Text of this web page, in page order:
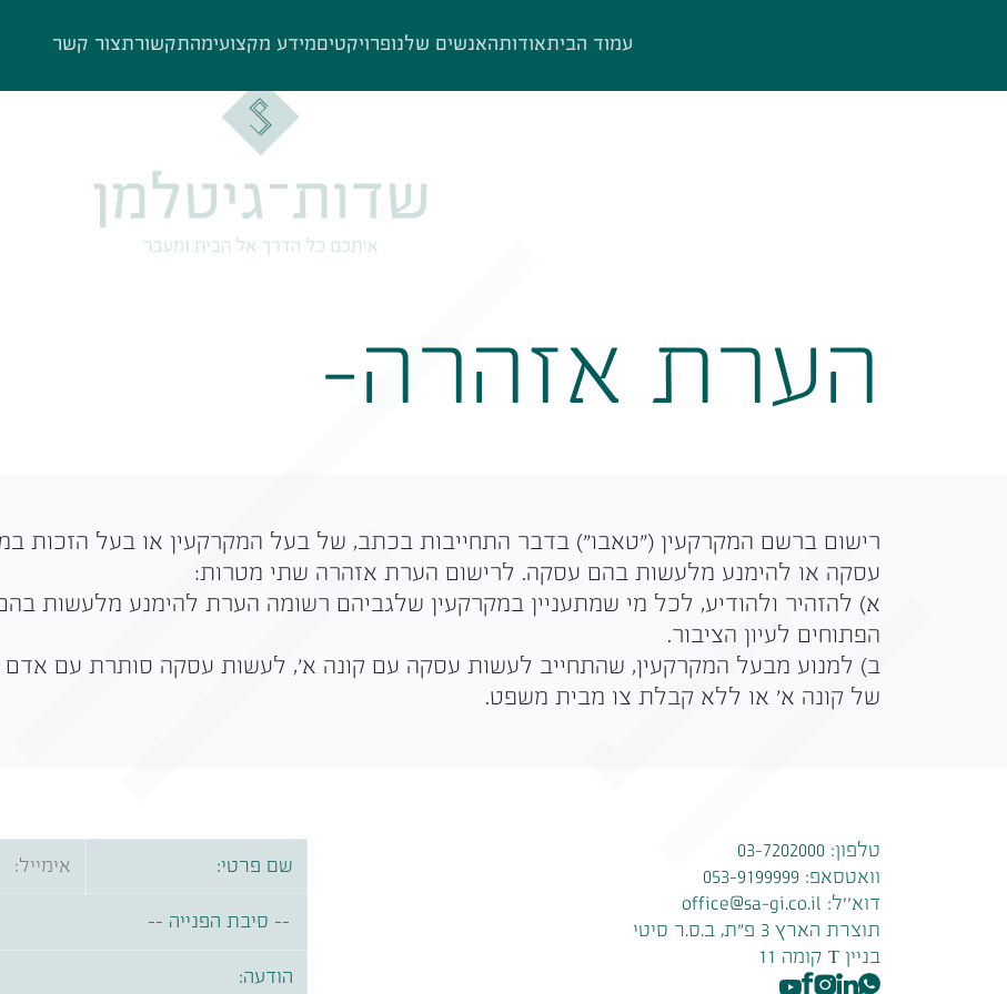
עמוד הביתאודותהאנשים שלנופרויקטיםמידע מקצועימהתקשורתצור קשר
הערת אזהרה-
רישום ברשם המקרקעין ("טאבו") בדבר התחייבות בכתב, של בעל המקרקעין או בעל הזכות
עסקה או להימנע מלעשות בהם עסקה. לרישום הערת אזהרה שתי מטרות:
א) להזהיר ולהודיע, לכל מי שמתעניין במקרקעין שלגביהם רשומה הערת להימנע מלעשות
הפתוחים לעיון הציבור.
ב) למנוע מבעל המקרקעין, שהתחייב לעשות עסקה עם קונה א', לעשות עסקה סותרת עם
של קונה א' או ללא קבלת צו מבית משפט.
טלפון: 03-7202000
וואטסאפ: 053-9199999
דוא׳׳ל: office@sa-gi.co.il
תוצרת הארץ 3 פ״ת, ב.ס.ר סיטי
בניין T קומה 11